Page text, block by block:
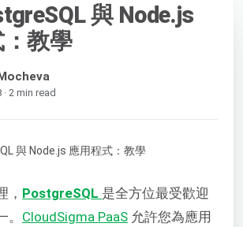
與 Node.js
教學
2 min read
， PostgreSQL 是全方位最受歡迎
CloudSigma PaaS 允許您為應用